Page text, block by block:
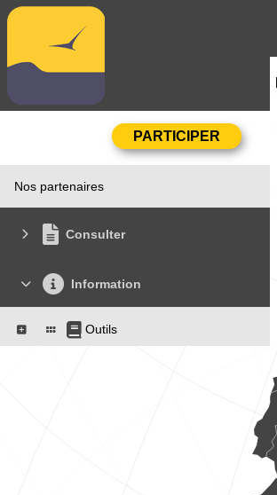
Nos partenaires
Consulter
Information
Outils